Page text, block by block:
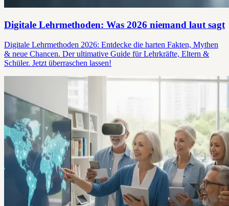
Digitale Lehrmethoden: Was 2026 niemand laut sagt
Digitale Lehrmethoden 2026: Entdecke die harten Fakten, Mythen
& neue Chancen. Der ultimative Guide für Lehrkräfte, Eltern &
Schüler. Jetzt überraschen lassen!